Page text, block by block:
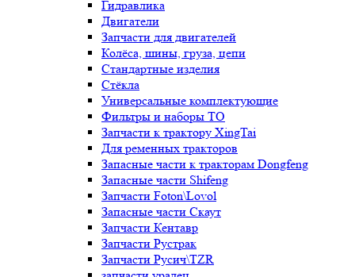
Гидравлика
Двигатели
Запчасти для двигателей
Колёса, шины, груза, цепи
Стандартные изделия
Стёкла
Универсальные комплектующие
Фильтры и наборы ТО
Запчасти к трактору XingTai
Для ременных тракторов
Запасные части к тракторам Dongfeng
Запасные части Shifeng
Запчасти Foton\Lovol
Запасные части Скаут
Запчасти Кентавр
Запчасти Рустрак
Запчасти Русич\TZR